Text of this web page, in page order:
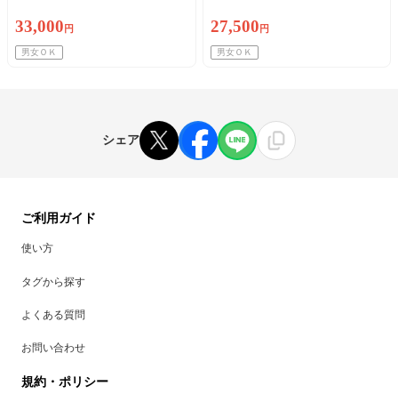
33,000 円
男女ＯＫ
27,500 円
男女ＯＫ
シェア
ご利用ガイド
使い方
タグから探す
よくある質問
お問い合わせ
規約・ポリシー